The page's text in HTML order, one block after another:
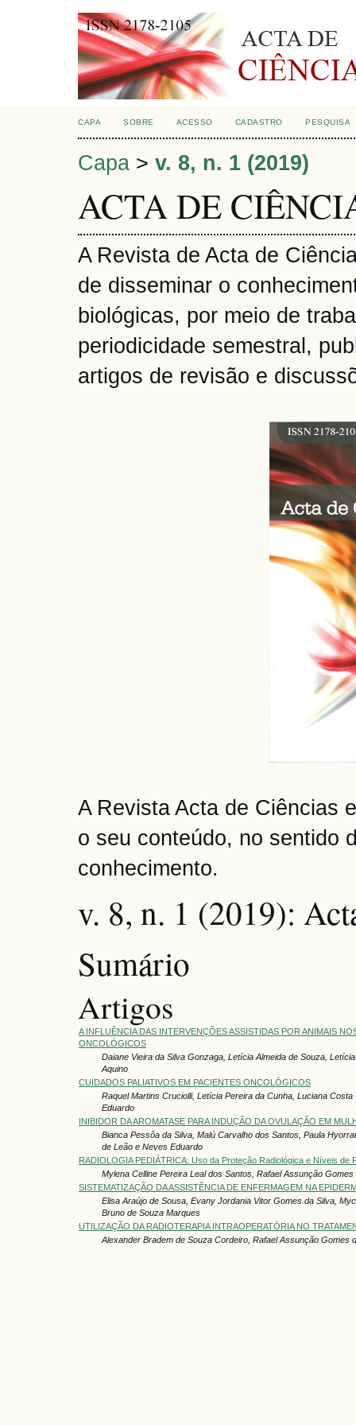
CAPA SOBRE ACESSO CADASTRO PESQUISA
Capa > v. 8, n. 1 (2019)
ACTA DE
A Revista de Acta de
de disseminar o
biológicas, por meio de
periodicidade semestral,
artigos de revisão e
A Revista Acta de Ciências
o seu conteúdo, no sentido
conhecimento.
v. 8, n. 1 (2019):
Sumário
Artigos
A INFLUÊNCIA DAS INTERVENÇÕES ASSISTIDAS POR ANIMAIS
ONCOLÓGICOS
Daiane Vieira da Silva Gonzaga, Letícia Almeida de Souza,
Aquino
CUIDADOS PALIATIVOS EM PACIENTES ONCOLÓGICOS
Raquel Martins Cruciolli, Letícia Pereira da Cunha, Luciana
Eduardo
INIBIDOR DA AROMATASE PARA INDUÇÃO DA OVULAÇÃO EM
Bianca Pessôa da Silva, Malú Carvalho dos Santos, Paula
de Leão e Neves Eduardo
RADIOLOGIA PEDIÁTRICA: Uso da Proteção Radiológica e Níveis de
Mylena Celline Pereira Leal dos Santos, Rafael Assunção Gomes
SISTEMATIZAÇÃO DA ASSISTÊNCIA DE ENFERMAGEM NA
Elisa Araújo de Sousa, Evany Jordania Vitor Gomes da Silva,
Bruno de Souza Marques
UTILIZAÇÃO DA RADIOTERAPIA INTRAOPERATÓRIA NO
Alexander Bradem de Souza Cordeiro, Rafael Assunção Gomes